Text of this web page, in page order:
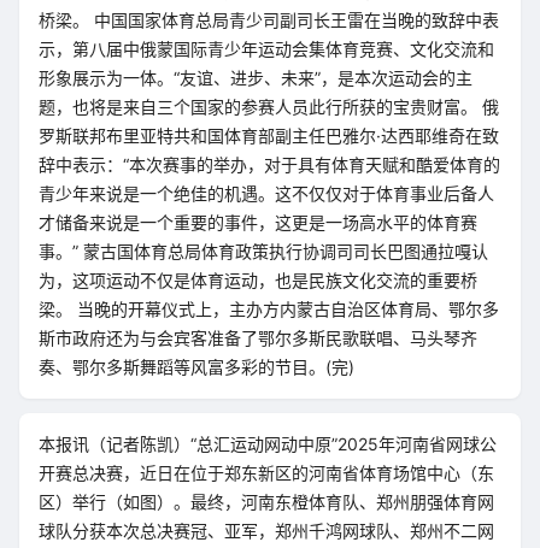
桥梁。 中国国家体育总局青少司副司长王雷在当晚的致辞中表
示，第八届中俄蒙国际青少年运动会集体育竞赛、文化交流和
形象展示为一体。“友谊、进步、未来”，是本次运动会的主
题，也将是来自三个国家的参赛人员此行所获的宝贵财富。 俄
罗斯联邦布里亚特共和国体育部副主任巴雅尔·达西耶维奇在致
辞中表示：“本次赛事的举办，对于具有体育天赋和酷爱体育的
青少年来说是一个绝佳的机遇。这不仅仅对于体育事业后备人
才储备来说是一个重要的事件，这更是一场高水平的体育赛
事。” 蒙古国体育总局体育政策执行协调司司长巴图通拉嘎认
为，这项运动不仅是体育运动，也是民族文化交流的重要桥
梁。 当晚的开幕仪式上，主办方内蒙古自治区体育局、鄂尔多
斯市政府还为与会宾客准备了鄂尔多斯民歌联唱、马头琴齐
奏、鄂尔多斯舞蹈等风富多彩的节目。(完)
本报讯（记者陈凯）“总汇运动网动中原”2025年河南省网球公
开赛总决赛，近日在位于郑东新区的河南省体育场馆中心（东
区）举行（如图）。最终，河南东橙体育队、郑州朋强体育网
球队分获本次总决赛冠、亚军，郑州千鸿网球队、郑州不二网